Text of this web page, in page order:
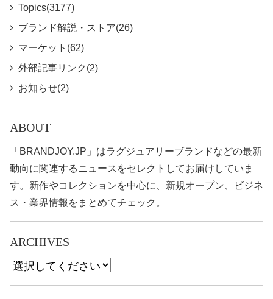
Topics(3177)
ブランド解説・ストア(26)
マーケット(62)
外部記事リンク(2)
お知らせ(2)
ABOUT
「BRANDJOY.JP」はラグジュアリーブランドなどの最新
動向に関連するニュースをセレクトしてお届けしていま
す。新作やコレクションを中心に、新規オープン、ビジネ
ス・業界情報をまとめてチェック。
ARCHIVES